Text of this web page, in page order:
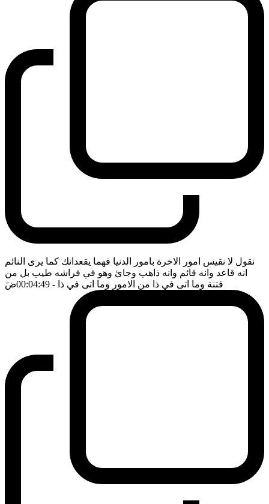
نقول لا نقيس امور الاخرة بامور الدنيا فهما يقعدانك كما يرى النائم
انه قاعد وانه قائم وانه ذاهب وجائ وهو في فراشه طيب بل من
فتنة وما اتى في ذا من الامور وما اتى في ذا - 00:04:49 ضَ